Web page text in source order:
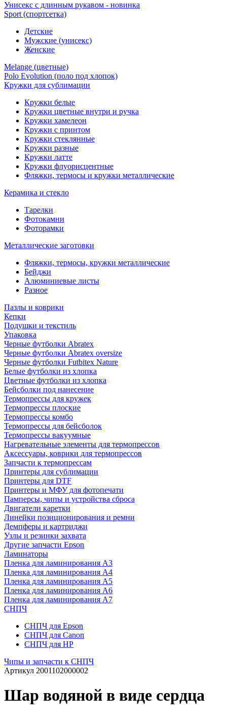
Унисекс с длинным рукавом - новинка
Sport (спортсетка)
Детские
Мужские (унисекс)
Женские
Melange (цветные)
Polo Evolution (поло под хлопок)
Кружки для сублимации
Кружки белые
Кружки цветные внутри и ручка
Кружки хамелеон
Кружки c принтом
Кружки стеклянные
Кружки разные
Кружки латте
Кружки флуорисцентные
Фляжки, термосы и кружки металлические
Керамика и стекло
Тарелки
Фотокамни
Фоторамки
Металлические заготовки
Фляжки, термосы, кружки металлические
Бейджи
Алюминиевые листы
Разное
Пазлы и коврики
Кепки
Подушки и текстиль
Упаковка
Черные футболки Abratex
Черные футболки Abratex oversize
Черные футболки Futbitex Nature
Белые футболки из хлопка
Цветные футболки из хлопка
Бейсболки под нанесение
Термопрессы для кружек
Термопрессы плоские
Термопрессы комбо
Термопрессы для бейсболок
Термопрессы вакуумные
Нагревательные элементы для термопрессов
Аксессуары, коврики для термопрессов
Запчасти к термопрессам
Принтеры для сублимации
Принтеры для DTF
Принтеры и МФУ для фотопечати
Памперсы, чипы и устройства сброса
Двигатели каретки
Линейки позиционирования и ремни
Демпферы и картриджи
Узлы и резинки захвата
Другие запчасти Epson
Ламинаторы
Пленка для ламинирования А3
Пленка для ламинирования А4
Пленка для ламинирования А5
Пленка для ламинирования А6
Пленка для ламинирования А7
СНПЧ
СНПЧ для Epson
СНПЧ для Canon
СНПЧ для HP
Чипы и запчасти к СНПЧ
Артикул 2001102000002
Шар водяной в виде сердца